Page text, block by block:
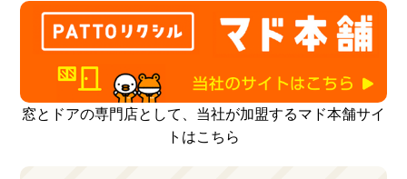
窓とドアの専門店として、当社が加盟するマド本舗サイ
トはこちら